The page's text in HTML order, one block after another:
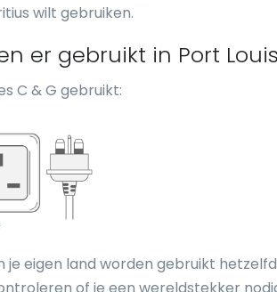
wilt gebruiken.
er gebruikt in Port
C & G gebruikt:
eigen land worden gebruikt
of je een wereldstekker